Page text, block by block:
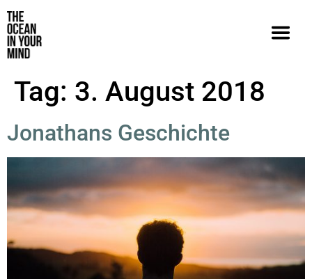
Tag: 3. August 2018
Jonathans Geschichte